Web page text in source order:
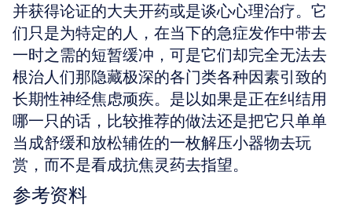
并获得论证的大夫开药或是谈心心理治疗。它
们只是为特定的人，在当下的急症发作中带去
一时之需的短暂缓冲，可是它们却完全无法去
根治人们那隐藏极深的各门类各种因素引致的
长期性神经焦虑顽疾。是以如果是正在纠结用
哪一只的话，比较推荐的做法还是把它只单单
当成舒缓和放松辅佐的一枚解压小器物去玩
赏，而不是看成抗焦灵药去指望。
参考资料